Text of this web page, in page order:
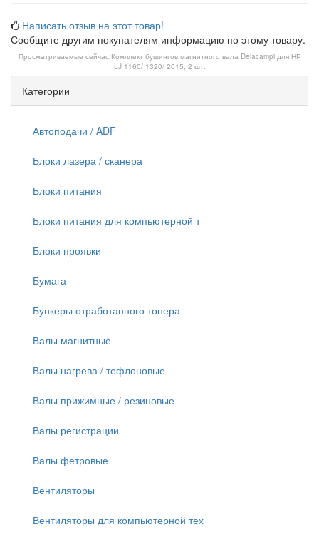
Написать отзыв на этот товар!
Сообщите другим покупателям информацию по этому товару.
Просматриваемые сейчас:Комплект бушингов магнитного вала Delacampi для НР
LJ 1160/ 1320/ 2015, 2 шт.
Категории
Автоподачи / ADF
Блоки лазера / сканера
Блоки питания
Блоки питания для компьютерной т
Блоки проявки
Бумага
Бункеры отработанного тонера
Валы магнитные
Валы нагрева / тефлоновые
Валы прижимные / резиновые
Валы регистрации
Валы фетровые
Вентиляторы
Вентиляторы для компьютерной тех